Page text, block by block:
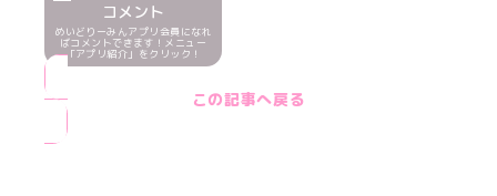
コメント
めいどりーみんアプリ会員になれ
ばコメントできます！メニュー
「アプリ紹介」をクリック！
この記事へ戻る